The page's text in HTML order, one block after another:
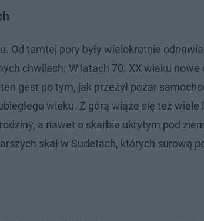
Od tamtej pory były wielokrotnie
chwilach. W latach 70. XX wieku nowe
gest po tym, jak przeżył pożar
wieku. Z górą wiąże się też wiele
a nawet o skarbie ukrytym pod
skał w Sudetach, których surową